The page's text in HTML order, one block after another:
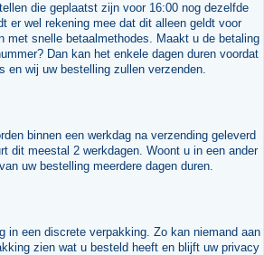
die geplaatst zijn voor 16:00 nog dezelfde
er wel rekening mee dat dit alleen geldt voor
met snelle betaalmethodes. Maakt u de betaling
Dan kan het enkele dagen duren voordat
en wij uw bestelling zullen verzenden.
binnen een werkdag na verzending geleverd
dit meestal 2 werkdagen. Woont u in een ander
uw bestelling meerdere dagen duren.
in een discrete verpakking. Zo kan niemand aan
zien wat u besteld heeft en blijft uw privacy